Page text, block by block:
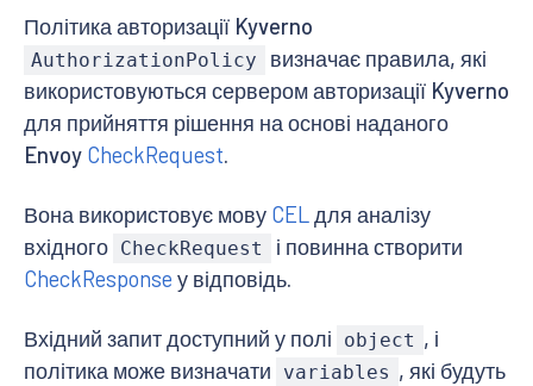
Політика авторизації Kyverno
AuthorizationPolicy
визначає правила, які
використовуються сервером авторизації Kyverno
для прийняття рішення на основі наданого
Envoy CheckRequest.
Вона використовує мову CELдля аналізу
вхідного CheckRequest
і повинна створити
CheckResponse у відповідь.
Вхідний запит доступний у полі object , і
політика може визначати
variables , які будуть